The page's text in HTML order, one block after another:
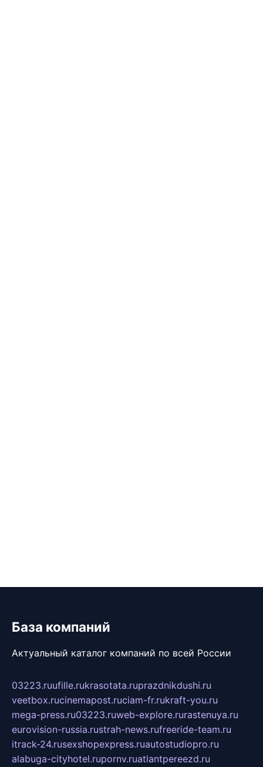
База компаний
Актуальный каталог компаний по всей России
03223.ruufille.rukrasotata.ruprazdnikdushi.ru
veetbox.rucinemapost.ruciam-fr.rukraft-you.ru
mega-press.ru03223.ruweb-explore.rurastenuya.ru
eurovision-russia.rustrah-news.rufreeride-team.ru
itrack-24.rusexshopexpress.ruautostudiopro.ru
alabuga-cityhotel.rupornv.ruatlantpereezd.ru